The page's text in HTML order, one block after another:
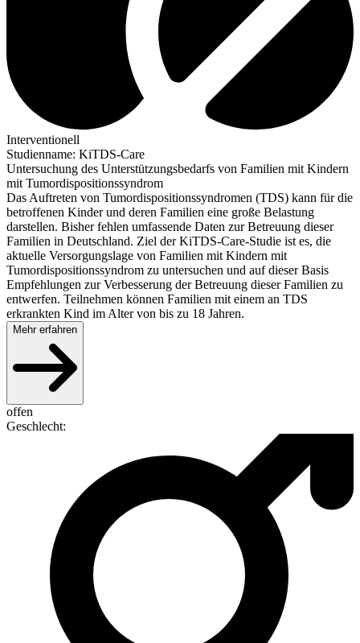
Interventionell
Studienname: KiTDS-Care
Untersuchung des Unterstützungsbedarfs von Familien mit Kindern
mit Tumordispositionssyndrom
Das Auftreten von Tumordispositionssyndromen (TDS) kann für die
betroffenen Kinder und deren Familien eine große Belastung
darstellen. Bisher fehlen umfassende Daten zur Betreuung dieser
Familien in Deutschland. Ziel der KiTDS-Care-Studie ist es, die
aktuelle Versorgungslage von Familien mit Kindern mit
Tumordispositionssyndrom zu untersuchen und auf dieser Basis
Empfehlungen zur Verbesserung der Betreuung dieser Familien zu
entwerfen. Teilnehmen können Familien mit einem an TDS
erkrankten Kind im Alter von bis zu 18 Jahren.
Mehr erfahren
offen
Geschlecht: